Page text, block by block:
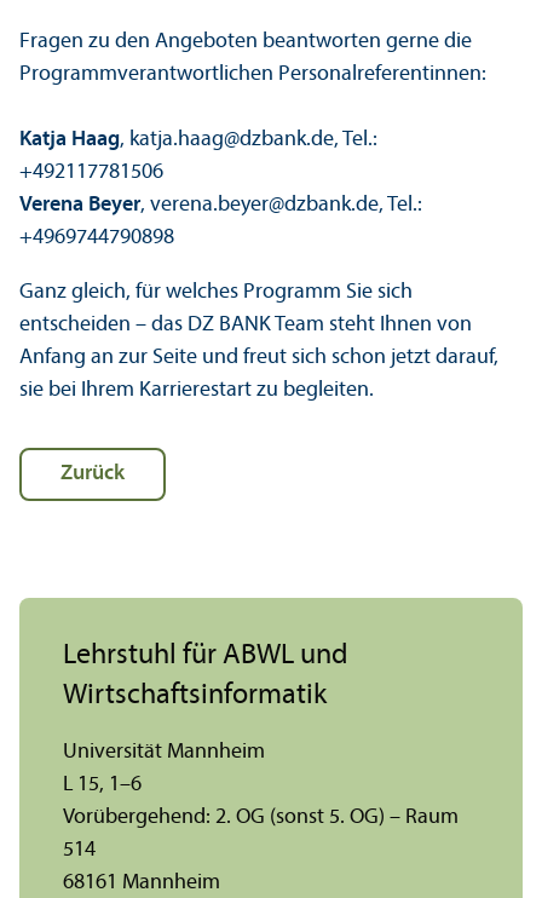
Fragen zu den Angeboten beantworten gerne die
Programm­verantwortlichen Personalreferentinnen:
Katja Haag, katja.haag@dzbank.de, Tel.:
+492117781506
Verena Beyer, verena.beyer@dzbank.de, Tel.:
+4969744790898
Ganz gleich, für welches Programm Sie sich
entscheiden – das DZ BANK Team steht Ihnen von
Anfang an zur Seite und freut sich schon jetzt darauf,
sie bei Ihrem Karrierestart zu begleiten.
Zurück
Lehr­stuhl für ABWL und
Wirtschafts­informatik
Universität Mannheim
L 15, 1–6
Vorübergehend: 2. OG (sonst 5. OG) – Raum
514
68161 Mannheim